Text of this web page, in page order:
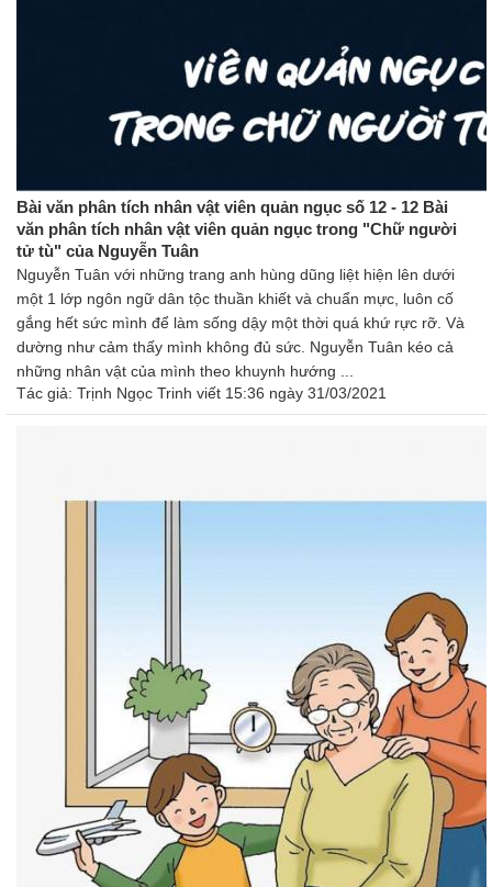
Bài văn phân tích nhân vật viên quản ngục số 12 - 12 Bài
văn phân tích nhân vật viên quản ngục trong "Chữ người
tử tù" của Nguyễn Tuân
Nguyễn Tuân với những trang anh hùng dũng liệt hiện lên dưới
một 1 lớp ngôn ngữ dân tộc thuần khiết và chuẩn mực, luôn cố
gắng hết sức mình để làm sống dậy một thời quá khứ rực rỡ. Và
dường như cảm thấy mình không đủ sức. Nguyễn Tuân kéo cả
những nhân vật của mình theo khuynh hướng ...
Tác giả: Trịnh Ngọc Trinh viết 15:36 ngày 31/03/2021